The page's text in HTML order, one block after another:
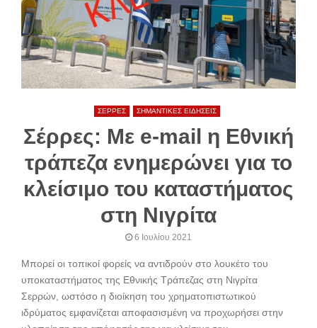
ΣΕΡΡΕΣ ΣΗΜΑΝΤΙΚΕΣ ΕΙΔΗΣΕΙΣ
Σέρρες: Με e-mail η Εθνική
τράπεζα ενημερώνει για το
κλείσιμο του καταστήματος
στη Νιγρίτα
6 Ιουλίου 2021
Μπορεί οι τοπικοί φορείς να αντιδρούν στο λουκέτο του
υποκαταστήματος της Εθνικής Τράπεζας στη Νιγρίτα
Σερρών, ωστόσο η διοίκηση του χρηματοπιστωτικού
ιδρύματος εμφανίζεται αποφασισμένη να προχωρήσει στην